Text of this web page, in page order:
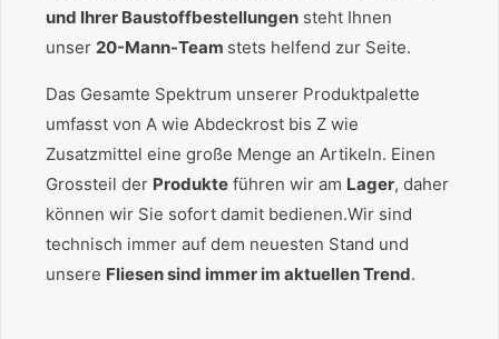
und Ihrer Baustoffbestellungen steht Ihnen
unser 20-Mann-Team stets helfend zur Seite.
Das Gesamte Spektrum unserer Produktpalette
umfasst von A wie Abdeckrost bis Z wie
Zusatzmittel eine große Menge an Artikeln. Einen
Grossteil der Produkte führen wir am Lager, daher
können wir Sie sofort damit bedienen.Wir sind
technisch immer auf dem neuesten Stand und
unsere Fliesen sind immer im aktuellen Trend.